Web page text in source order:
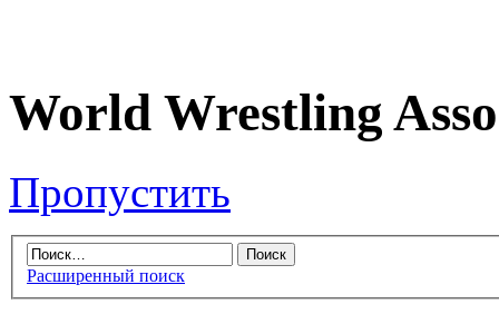
World Wrestling
Пропустить
Расширенный поиск